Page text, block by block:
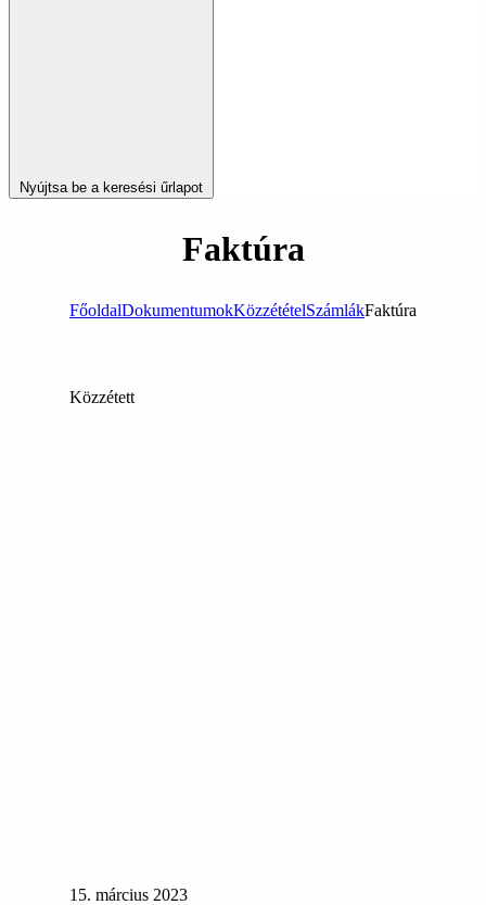
Nyújtsa be a keresési űrlapot
Faktúra
FőoldalDokumentumokKözzétételSzámlákFaktúra
Közzétett
15. március 2023